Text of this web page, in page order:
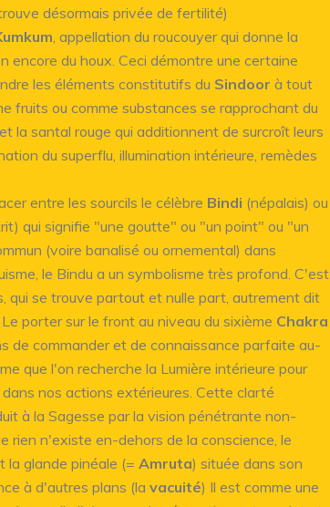
désormais privée de fertilité)
, appellation du roucouyer qui donne la
encore du houx. Ceci démontre une certaine
les éléments constitutifs du Sindoor à tout
fruits ou comme substances se rapprochant du
la santal rouge qui additionnent de surcroît leurs
du superflu, illumination intérieure, remèdes
entre les sourcils le célèbre Bindi (népalais) ou
qui signifie "une goutte" ou "un point" ou "un
(voire banalisé ou ornemental) dans
le Bindu a un symbolisme très profond. C'est
qui se trouve partout et nulle part, autrement dit
porter sur le front au niveau du sixième Chakra
de commander et de connaissance parfaite au-
que l'on recherche la Lumière intérieure pour
nos actions extérieures. Cette clarté
à la Sagesse par la vision pénétrante non-
rien n'existe en-dehors de la conscience, le
la glande pinéale (= Amruta) située dans son
à d'autres plans (la vacuité) Il est comme une